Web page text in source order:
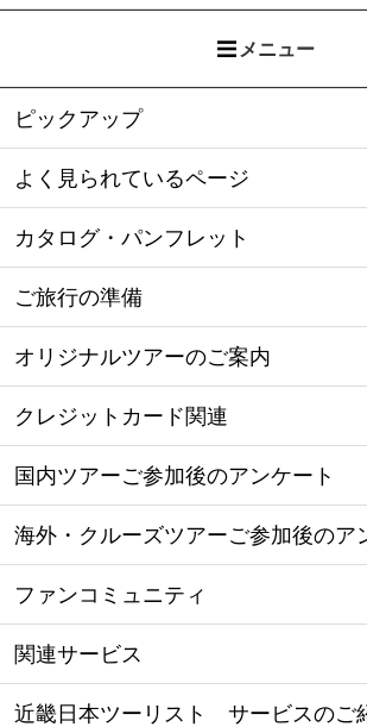
メニュー
ピックアップ
よく見られているページ
カタログ・パンフレット
ご旅行の準備
オリジナルツアーのご案内
クレジットカード関連
国内ツアーご参加後のアンケート
海外・クルーズツアーご参加後のア
ファンコミュニティ
関連サービス
近畿日本ツーリスト サービスのご